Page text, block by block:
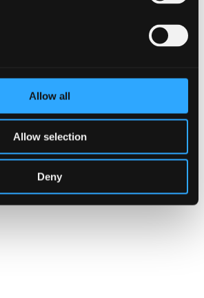
Allow all
Allow selection
Deny